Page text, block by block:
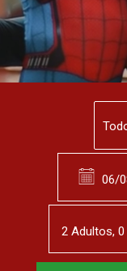
2 Adultos, 0